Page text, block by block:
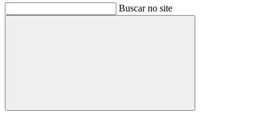
Buscar no site
Buscar